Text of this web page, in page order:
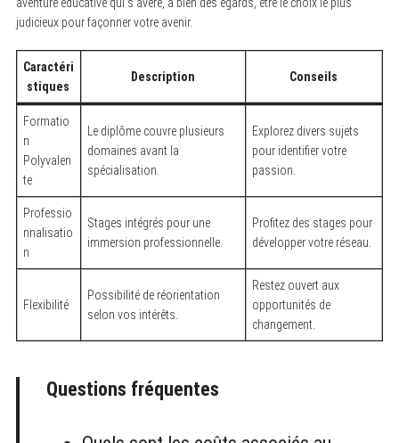
judicieux pour façonner votre avenir.
Caractéri
stiques
Description Conseils
Formatio
n
Polyvalen
te
Le diplôme couvre plusieurs
domaines avant la
spécialisation.
Explorez divers sujets
pour identifier votre
passion.
Professio
nnalisatio
n
Stages intégrés pour une
immersion professionnelle.
Profitez des stages pour
développer votre réseau.
Flexibilité
Possibilité de réorientation
selon vos intérêts.
Restez ouvert aux
opportunités de
changement.
Questions fréquentes